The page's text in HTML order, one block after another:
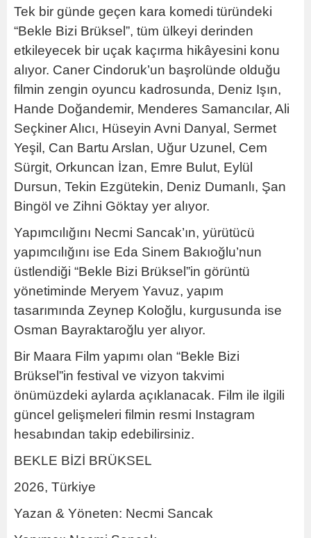
Tek bir günde geçen kara komedi türündeki
“Bekle Bizi Brüksel”, tüm ülkeyi derinden
etkileyecek bir uçak kaçırma hikâyesini konu
alıyor. Caner Cindoruk’un başrolünde olduğu
filmin zengin oyuncu kadrosunda, Deniz Işın,
Hande Doğandemir, Menderes Samancılar, Ali
Seçkiner Alıcı, Hüseyin Avni Danyal, Sermet
Yeşil, Can Bartu Arslan, Uğur Uzunel, Cem
Sürgit, Orkuncan İzan, Emre Bulut, Eylül
Dursun, Tekin Ezgütekin, Deniz Dumanlı, Şan
Bingöl ve Zihni Göktay yer alıyor.
Yapımcılığını Necmi Sancak’ın, yürütücü
yapımcılığını ise Eda Sinem Bakıoğlu’nun
üstlendiği “Bekle Bizi Brüksel”in görüntü
yönetiminde Meryem Yavuz, yapım
tasarımında Zeynep Koloğlu, kurgusunda ise
Osman Bayraktaroğlu yer alıyor.
Bir Maara Film yapımı olan “Bekle Bizi
Brüksel”in festival ve vizyon takvimi
önümüzdeki aylarda açıklanacak. Film ile ilgili
güncel gelişmeleri filmin resmi Instagram
hesabından takip edebilirsiniz.
BEKLE BİZİ BRÜKSEL
2026, Türkiye
Yazan & Yöneten: Necmi Sancak